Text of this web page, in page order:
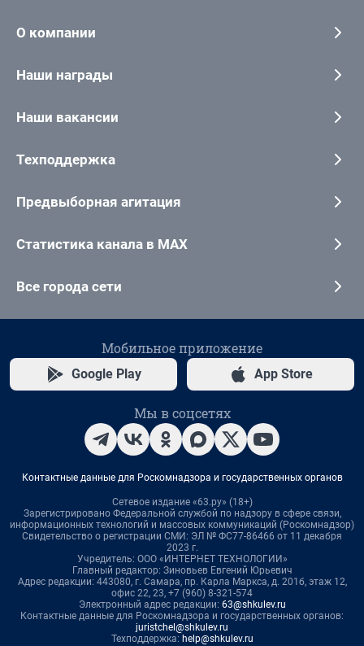
О компании
Наши награды
Наши вакансии
Техподдержка
Предвыборная агитация
Статистика канала в MAX
Все города сети
Мобильное приложение
Google Play App Store
Мы в соцсетях
Контактные данные для Роскомнадзора и государственных органов
Сетевое издание «63.ру» (18+)
Зарегистрировано Федеральной службой по надзору в сфере связи,
информационных технологий и массовых коммуникаций (Роскомнадзор)
Свидетельство о регистрации СМИ: ЭЛ № ФС77-86466 от 11 декабря
2023 г.
Учредитель: ООО «ИНТЕРНЕТ ТЕХНОЛОГИИ»
Главный редактор: Зиновьев Евгений Юрьевич
Адрес редакции: 443080, г. Самара, пр. Карла Маркса, д. 201б, этаж 12,
офис 22, 23, +7 (960) 8-321-574
Электронный адрес редакции: 63@shkulev.ru
Контактные данные для Роскомнадзора и государственных органов:
juristchel@shkulev.ru
Техподдержка: help@shkulev.ru